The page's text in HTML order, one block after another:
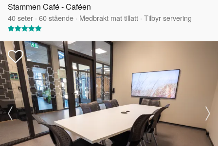
Stammen Café - Caféen
40seter · 60stående · Medbrakt mat tillatt · Tilbyr servering